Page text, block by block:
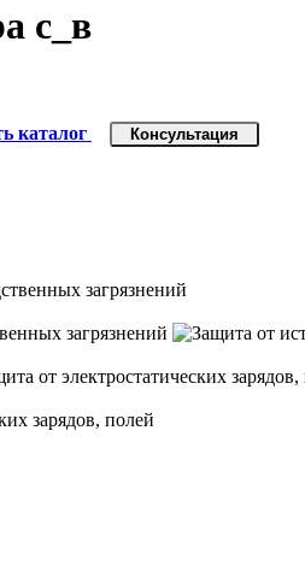
с_в
каталог Консультация
загрязнений
зарядов, полей